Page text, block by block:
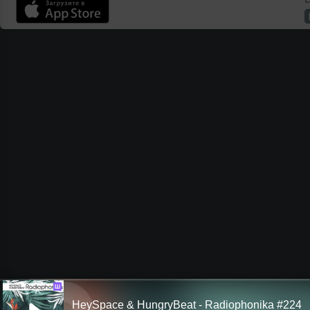
Ш
HeySpace & HungryBeat - Radiophonika #224